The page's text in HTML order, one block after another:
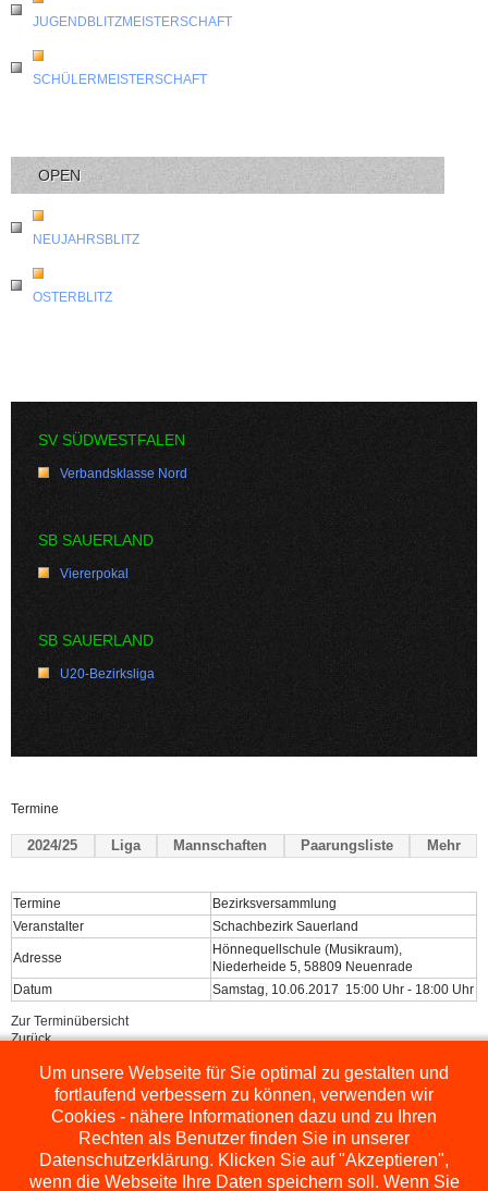
JUGENDBLITZMEISTERSCHAFT
SCHÜLERMEISTERSCHAFT
OPEN
NEUJAHRSBLITZ
OSTERBLITZ
SV SÜDWESTFALEN
Verbandsklasse Nord
SB SAUERLAND
Viererpokal
SB SAUERLAND
U20-Bezirksliga
Termine
2024/25 Liga Mannschaften Paarungsliste Mehr
Termine
Bezirksversammlung
Veranstalter
Schachbezirk Sauerland
Adresse
Hönnequellschule (Musikraum),
Niederheide 5, 58809 Neuenrade
Datum
Samstag, 10.06.2017 15:00 Uhr - 18:00 Uhr
Zur Terminübersicht
Zurück
Powered by ChessLeagueManager
Um unsere Webseite für Sie optimal zu gestalten und
fortlaufend verbessern zu können, verwenden wir
Cookies - nähere Informationen dazu und zu Ihren
Rechten als Benutzer finden Sie in unserer
Datenschutzerklärung. Klicken Sie auf "Akzeptieren",
wenn die Webseite Ihre Daten speichern soll. Wenn Sie